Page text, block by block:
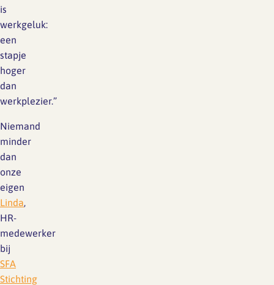
is
werkgeluk:
een
stapje
hoger
dan
werkplezier.”
Niemand
minder
dan
onze
eigen
Linda,
HR-
medewerker
bij
SFA
Stichting